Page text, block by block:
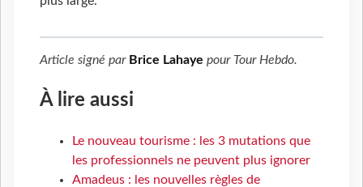
Article signé par Brice Lahaye pour Tour Hebdo.
À lire aussi
Le nouveau tourisme : les 3 mutations que
les professionnels ne peuvent plus ignorer
Amadeus : les nouvelles règles de